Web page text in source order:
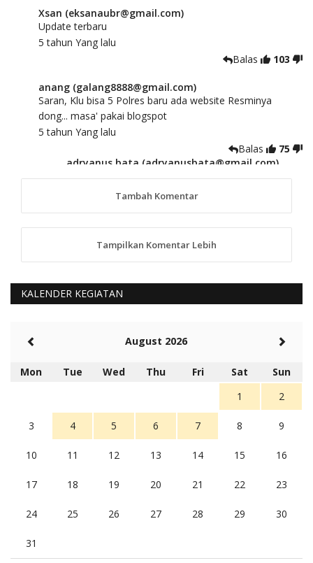
Xsan (eksanaubr@gmail.com)
Update terbaru
5 tahun Yang lalu
Balas
103
anang (galang8888@gmail.com)
Saran, Klu bisa 5 Polres baru ada website Resminya
dong... masa' pakai blogspot
5 tahun Yang lalu
Balas
75
adryanus bata (adryanusbata@gmail.com)
TKS atas saran dan masukannya, akan kami
tindaklanjuti
anggy (anakkaos@gmail.com)
Kami perantu bisa baca langsung terkait Pilkada Sumba
5 tahun Yang lalu
Rambu (rambu03@gmail.com)
Berita Polres Sumba Barat Mantap
5 tahun Yang lalu
Balas
16
Tambah Komentar
Tampilkan Komentar Lebih
KALENDER KEGIATAN
August 2026
Mon Tue Wed Thu Fri Sat
Sun
1
2
3 4 5 6 7 8 9
10 11 12 13 14 15 16
17 18 19 20 21 22 23
24 25 26 27 28 29 30
31